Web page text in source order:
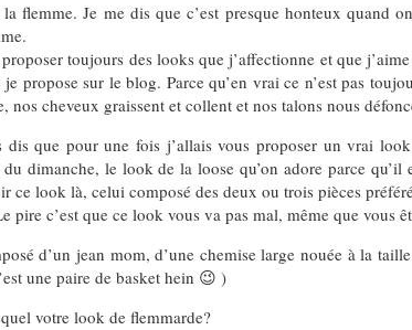
flemme. Je me dis que c’est presque honteux quand
proposer toujours des looks que j’affectionne et que
propose sur le blog. Parce qu’en vrai ce n’est pas
nos cheveux graissent et collent et nos talons nous
dis que pour une fois j’allais vous proposer un vrai
dimanche, le look de la loose qu’on adore parce
ce look là, celui composé des deux ou trois pièces
pire c’est que ce look vous va pas mal, même que vous
d’un jean mom, d’une chemise large nouée à la
une paire de basket hein 😉 )
votre look de flemmarde?